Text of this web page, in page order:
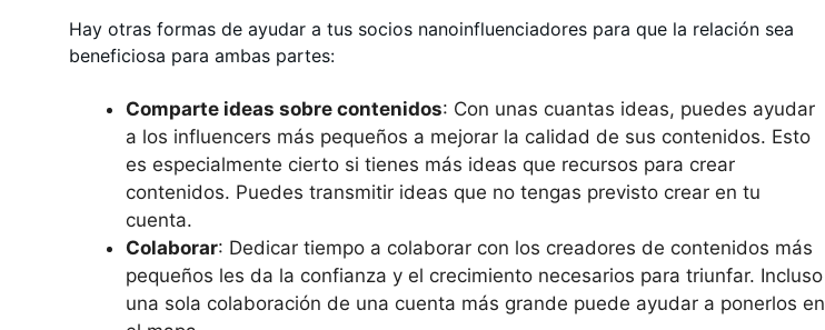
Hay otras formas de ayudar a tus socios nanoinfluenciadores para que la relación sea
beneficiosa para ambas partes:
Comparte ideas sobre contenidos: Con unas cuantas ideas, puedes ayudar
a los influencers más pequeños a mejorar la calidad de sus contenidos. Esto
es especialmente cierto si tienes más ideas que recursos para crear
contenidos. Puedes transmitir ideas que no tengas previsto crear en tu
cuenta.
Colaborar: Dedicar tiempo a colaborar con los creadores de contenidos más
pequeños les da la confianza y el crecimiento necesarios para triunfar. Incluso
una sola colaboración de una cuenta más grande puede ayudar a ponerlos en